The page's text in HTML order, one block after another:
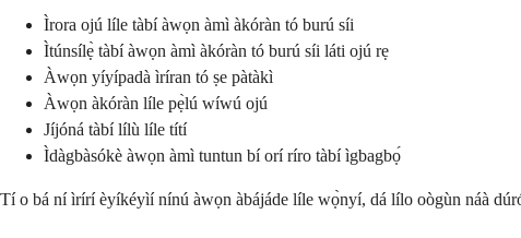
Ìrora ojú líle tàbí àwọn àmì àkóràn tó burú síi
Ìtúnsílẹ̀ tàbí àwọn àmì àkóràn tó burú síi láti ojú rẹ
Àwọn yíyípadà ìríran tó ṣe pàtàkì
Àwọn àkóràn líle pẹ̀lú wíwú ojú
Jíjóná tàbí lílù líle títí
Ìdàgbàsókè àwọn àmì tuntun bí orí ríro tàbí ìgbagbọ́
Tí o bá ní ìrírí èyíkéyìí nínú àwọn àbájáde líle wọ̀nyí, dá lílo oògùn náà